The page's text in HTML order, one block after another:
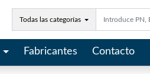
Todas las categorías
Fabricantes Contacto